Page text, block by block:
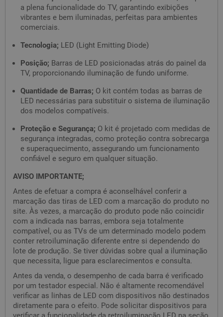
a plena funcionalidade do TV, garantindo exibições
vibrantes e bem iluminadas, perfeitas para ambientes
comerciais.
Tecnologia; LED (Light Emitting Diode)
Posição; Barras de LED posicionadas atrás do painel da
TV, proporcionando iluminação de fundo uniforme.
Quantidade de Barras; O kit contém todas as barras de
LED necessárias para substituir o sistema de iluminação
dos modelos compatíveis.
Proteção e Segurança; O kit é projetado com medidas de
segurança integradas, como proteção contra sobrecarga
e superaquecimento, assegurando um funcionamento
confiável e seguro em qualquer situação.
AVISO IMPORTANTE;
Antes de efetuar a compra é aconselhável conferir a
marcação das tiras de LED com a marcação do produto no
site. Às vezes, a marcação do produto pode não coincidir
com a indicada nas barras, embora seja totalmente
compatível, ou as TVs de um determinado modelo podem
conter retroiluminação diferente entre si dependendo do
lote de produção. Se tiver dúvidas sobre qual a iluminação
que necessita, ligue para esclarecimentos e consulta.
Antes da venda, o desempenho de cada barra é verificado
por um testador especial. Não é altamente recomendável
verificar as linhas de LED com dispositivos não destinados
diretamente para o efeito. Pode solicitar dispositivos para